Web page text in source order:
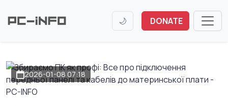
🌙 DONATE
2026-01-08 07:18